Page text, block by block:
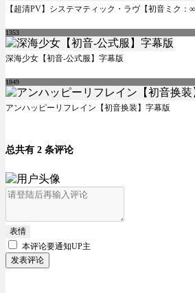
【超清PV】システマティック・ラヴ【初音ミク：
1353
深海少女【初音-公式服】字幕版
1849
アンハッピーリフレイン【初音换装】字幕版
总共有 2 条评论
表情
本评论要通知UP主
发表评论